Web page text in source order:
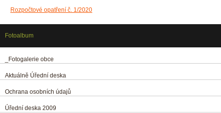
Rozpočtové opatření č. 1/2020
Fotoalbum
_Fotogalerie obce
Aktuálně Úřední deska
Ochrana osobních údajů
Úřední deska 2009